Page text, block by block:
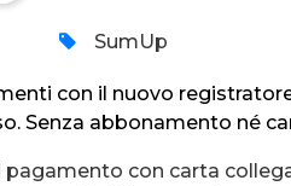
SumUp
con il nuovo
Senza abbonamento né
con carta